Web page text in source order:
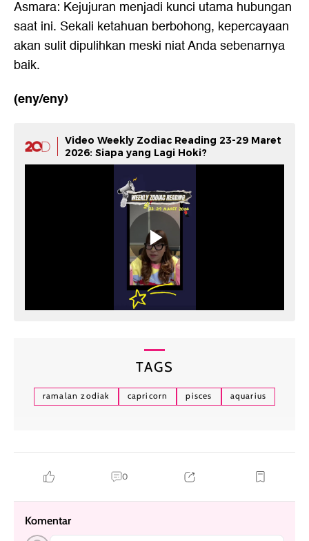
Asmara: Kejujuran menjadi kunci utama hubungan
saat ini. Sekali ketahuan berbohong, kepercayaan
akan sulit dipulihkan meski niat Anda sebenarnya
baik.
(eny/eny)
Video Weekly Zodiac Reading 23-29 Maret
2026: Siapa yang Lagi Hoki?
TAGS
ramalan zodiak capricorn pisces aquarius
0
Komentar